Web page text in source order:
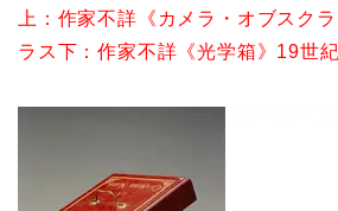
上：作家不詳《カメラ・オブスク
ラス下：作家不詳《光学箱》19世